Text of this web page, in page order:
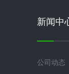
新闻中
公司动态